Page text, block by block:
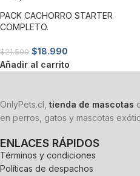
PACK CACHORRO STARTER
COMPLETO.
$21.500 $18.990
Añadir al carrito
OnlyPets.cl, tienda de mascotas
en perros, gatos y mascotas
ENLACES RÁPIDOS
Términos y condiciones
Políticas de despachos